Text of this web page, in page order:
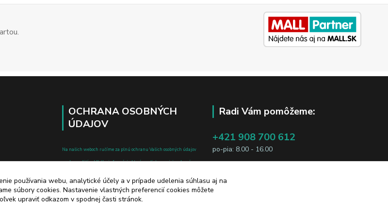
OCHRANA OSOBNÝCH
ÚDAJOV
Na našich weboch ručíme za plnú ochranu Vašich osobných údajov
pred zneužitím. Všetky informácie, ktoré uvediete o svojej osobe, sú
a o zmene a doplnení niektorých zákonov.
Radi Vám pomôžeme:
+421 908 700 612
po-pia: 8.00 - 16.00
používania webu, analytické účely a v prípade udelenia súhlasu aj na
súbory cookies. Nastavenie vlastných preferencií cookies môžete
upraviť odkazom v spodnej časti stránok.